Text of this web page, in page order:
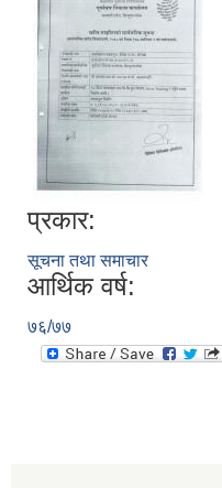
प्रकार:
सूचना तथा समाचार
आर्थिक वर्ष:
७६/७७